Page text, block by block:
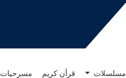
مسلسلات قرأن كريم مسرحيات